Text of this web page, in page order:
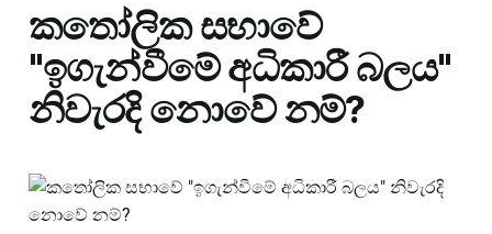
කතෝලික සභාවේ
"ඉගැන්වීමේ අධිකාරී බලය"
නිවැරදි නොවේ නම්?